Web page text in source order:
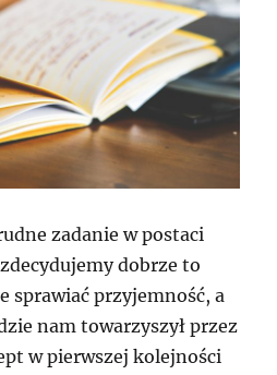
zadanie w postaci
dobrze to
sprawiać przyjemność, a
nam towarzyszył przez
w pierwszej kolejności